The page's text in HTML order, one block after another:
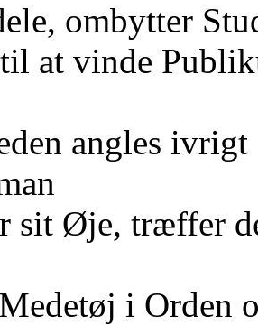
ombytter
at vinde
angles
sit Øje, træffer
i Orden